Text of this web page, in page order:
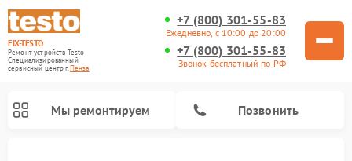
FIX-TESTO
Ремонт устройств Testo
Специализированный
cервисный центр г.Пенза
+7 (800) 301-55-83
Ежедневно, с 10:00 до 20:00
+7 (800) 301-55-83
Звонок бесплатный по РФ
Мы ремонтируем Позвонить